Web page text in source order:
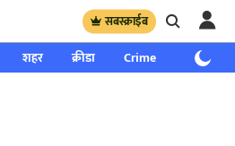
सबस्क्राईब
शहर क्रीडा Crime साप्ताहिक